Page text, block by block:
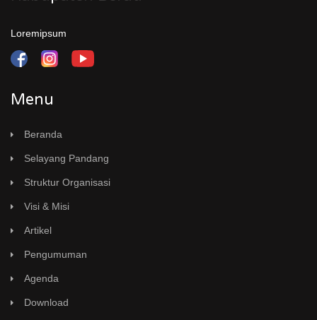
Loremipsum
Menu
Beranda
Selayang Pandang
Struktur Organisasi
Visi & Misi
Artikel
Pengumuman
Agenda
Download